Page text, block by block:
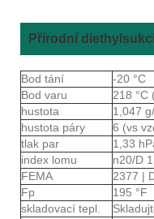
Přírodní
Bod tání
-20 °C
Bod varu
218 °C
hustota
1,047
hustota páry
6 (vs
tlak par
1,33
index lomu
n20/D
FEMA
2377 |
Fp
195 °F
skladovací tepl.